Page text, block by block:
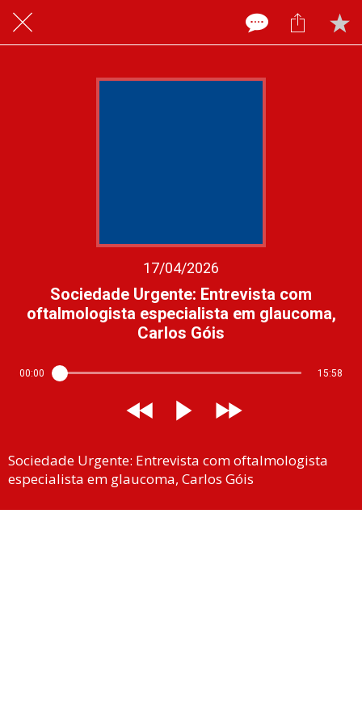
17/04/2026
Sociedade Urgente: Entrevista com
oftalmologista especialista em glaucoma,
Carlos Góis
00:00 15:58
Sociedade Urgente: Entrevista com oftalmologista
especialista em glaucoma, Carlos Góis